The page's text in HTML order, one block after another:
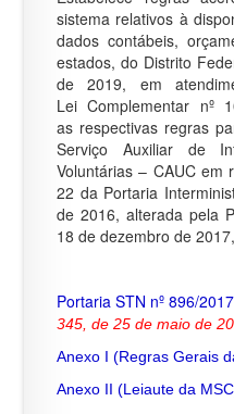
sistema relativos à
dados contábeis,
estados, do Distrito
de 2019, em
Lei Complementar
as respectivas regras
Serviço Auxiliar de
Voluntárias – CAUC em
22 da Portaria
de 2016, alterada pela
18 de dezembro de
Portaria STN nº 896/2017
345, de 25 de maio de
Anexo I (Regras Gerais
Anexo II (Leiaute da